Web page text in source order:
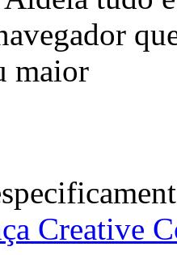
maior
Creative